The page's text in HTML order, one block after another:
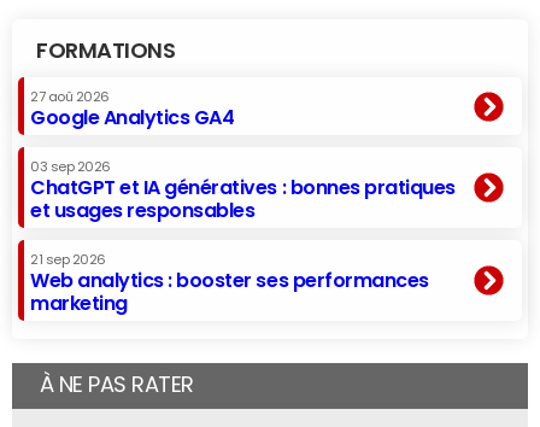
FORMATIONS
27 aoû 2026
Google Analytics GA4
03 sep 2026
ChatGPT et IA génératives : bonnes pratiques
et usages responsables
21 sep 2026
Web analytics : booster ses performances
marketing
À NE PAS RATER